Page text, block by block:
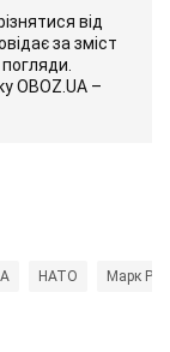
від
за зміст
OBOZ.UA –
НАТО Марк